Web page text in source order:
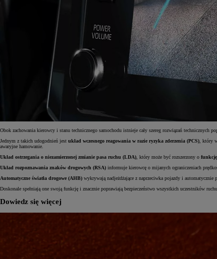
Obok zachowania kierowcy i stanu technicznego samochodu istnieje cały szereg rozwiązań technicznych
Jednym z takich udogodnień jest układ wczesnego reagowania w razie ryzyka zderzenia (PCS) , który
awaryjne hamowanie.
Układ ostrzegania o niezamierzonej zmianie pasa ruchu (LDA) , który może być rozszerzony o
Układ rozpoznawania znaków drogowych (RSA) informuje kierowcę o mijanych ograniczeniach
Automatyczne światła drogowe (AHB) wykrywają nadjeżdżające z naprzeciwka pojazdy i automatycznie
Doskonale spełniają one swoją funkcję i znacznie poprawiają bezpieczeństwo wszystkich uczestników
Dowiedz się więcej